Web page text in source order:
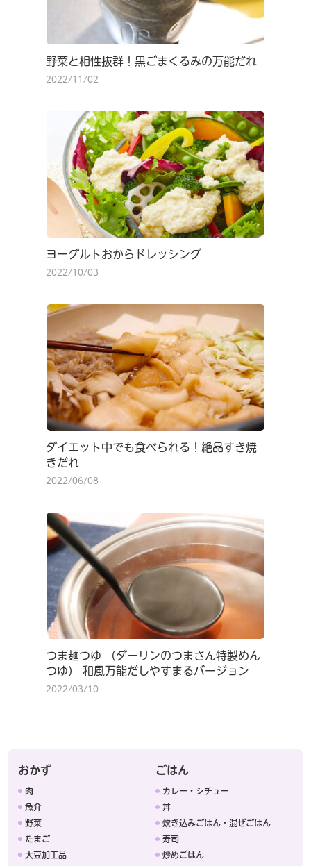
野菜と相性抜群！黒ごまくるみの万能だれ
2022/11/02
ヨーグルトおからドレッシング
2022/10/03
ダイエット中でも食べられる！絶品すき焼
きだれ
2022/06/08
つま麺つゆ （ダーリンのつまさん特製めん
つゆ） 和風万能だしやすまるバージョン
2022/03/10
おかず
肉
魚介
野菜
たまご
大豆加工品
ごはん
カレー・シチュー
丼
炊き込みごはん・混ぜごはん
寿司
炒めごはん